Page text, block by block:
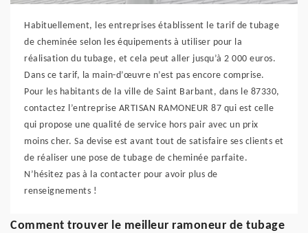
Habituellement, les entreprises établissent le tarif de tubage
de cheminée selon les équipements à utiliser pour la
réalisation du tubage, et cela peut aller jusqu’à 2 000 euros.
Dans ce tarif, la main-d’œuvre n’est pas encore comprise.
Pour les habitants de la ville de Saint Barbant, dans le 87330,
contactez l’entreprise ARTISAN RAMONEUR 87 qui est celle
qui propose une qualité de service hors pair avec un prix
moins cher. Sa devise est avant tout de satisfaire ses clients et
de réaliser une pose de tubage de cheminée parfaite.
N’hésitez pas à la contacter pour avoir plus de
renseignements !
Comment trouver le meilleur ramoneur de tubage